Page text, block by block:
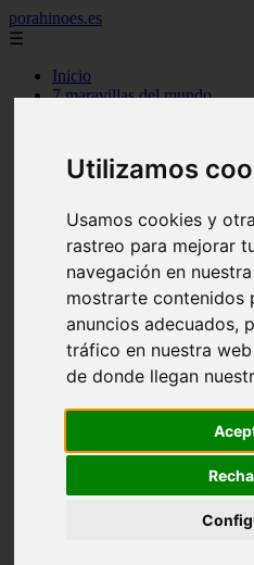
Utilizamos
Usamos cookies y
rastreo para mejorar
navegación en
mostrarte contenidos
anuncios adecuados,
tráfico en nuestra
de donde llegan
porahinoes.es
☰
Inicio
7 maravillas del mundo
benidorm
c buenos aires
c entre rios
c generalidades del pais
c mendoza
c neuquen
c provincias
c rio negro
c santa fe
c tierra de fuego
c tucuman
c zona austral
carmen
destinos